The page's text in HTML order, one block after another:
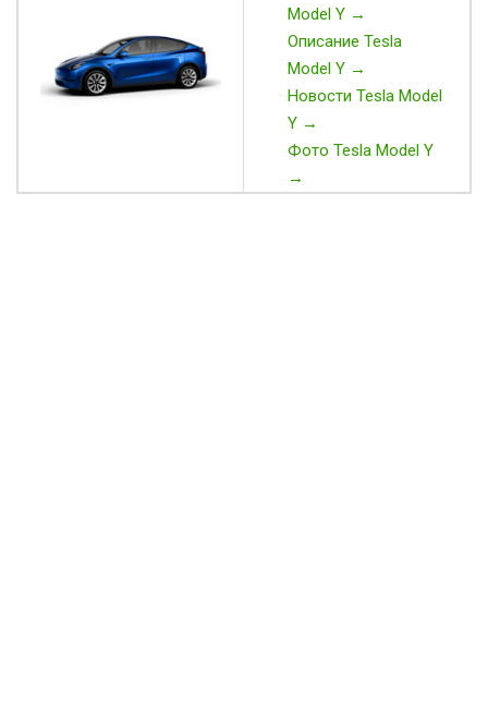
Model Y →
Описание Tesla
Model Y →
Новости Tesla Model
Y →
Фото Tesla Model Y
→